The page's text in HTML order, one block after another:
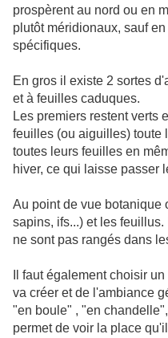
prospèrent au nord ou en
plutôt méridionaux, sauf
spécifiques.
En gros il existe 2 sortes
et à feuilles caduques.
Les premiers restent verts
feuilles (ou aiguilles) toute
toutes leurs feuilles en
hiver, ce qui laisse passer
Au point de vue botanique
sapins, ifs...) et les
ne sont pas rangés dans
Il faut également choisir
va créer et de l'ambiance
"en boule" , "en
permet de voir la place